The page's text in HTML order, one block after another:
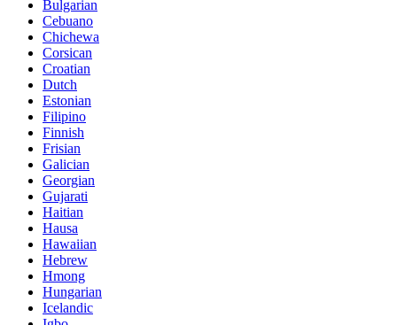
Bulgarian
Cebuano
Chichewa
Corsican
Croatian
Dutch
Estonian
Filipino
Finnish
Frisian
Galician
Georgian
Gujarati
Haitian
Hausa
Hawaiian
Hebrew
Hmong
Hungarian
Icelandic